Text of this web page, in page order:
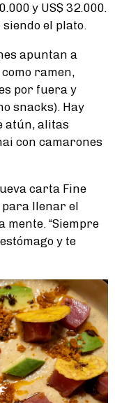
y US$ 32.000.
el plato.
apuntan a
ramen,
por fuera y
snacks). Hay
atún, alitas
con camarones
carta Fine
para llenar el
“Siempre
y te